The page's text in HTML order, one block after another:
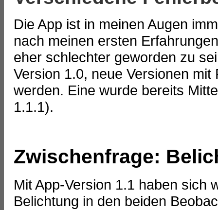
Die App ist in meinen Augen
nach meinen ersten
eher schlechter geworden zu
Version 1.0, neue Versionen
werden. Eine wurde bereits
1.1.1).
Zwischenfrage:
Mit App-Version 1.1 haben sich
Belichtung in den beiden